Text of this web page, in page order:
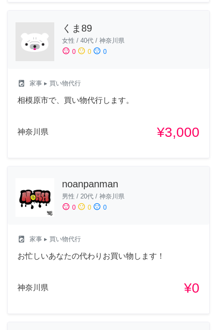
くま89
女性 / 40代 / 神奈川県
sentiment_satisfied 0 sentiment_neutral 0 sentiment_dissatisfied 0
local_laundry_service 家事 ▸ 買い物代行
相模原市で、買い物代行します。
神奈川県 ¥3,000
noanpanman
男性 / 20代 / 神奈川県
sentiment_satisfied 0 sentiment_neutral 0 sentiment_dissatisfied 0
local_laundry_service 家事 ▸ 買い物代行
お忙しいあなたの代わりお買い物します！
神奈川県 ¥0